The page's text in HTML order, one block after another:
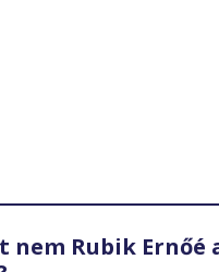
nem Rubik Ernőé